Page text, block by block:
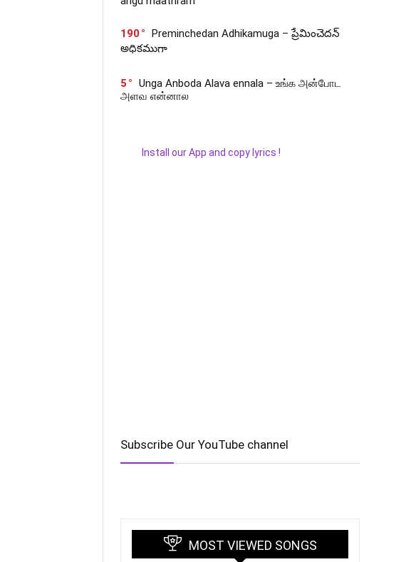
190
Preminchedan Adhikamuga – ప్రేమించెదన్
అధికముగా
5
Unga Anboda Alava ennala – உங்க அன்போட
அளவ என்னால
Install our App and copy lyrics !
Subscribe Our YouTube channel
MOST VIEWED SONGS